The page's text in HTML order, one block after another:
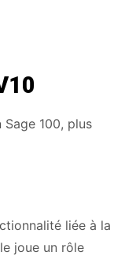
100, plus
liée à la
joue un rôle